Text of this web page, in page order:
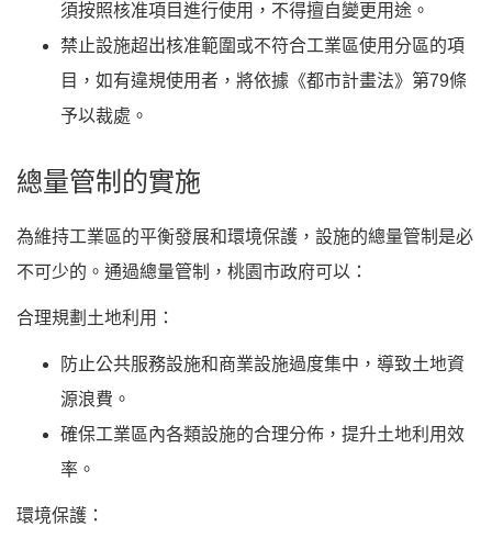
須按照核准項目進行使用，不得擅自變更用途。
禁止設施超出核准範圍或不符合工業區使用分區的項
目，如有違規使用者，將依據《都市計畫法》第79條
予以裁處。
總量管制的實施
為維持工業區的平衡發展和環境保護，設施的總量管制是必
不可少的。通過總量管制，桃園市政府可以：
合理規劃土地利用：
防止公共服務設施和商業設施過度集中，導致土地資
源浪費。
確保工業區內各類設施的合理分佈，提升土地利用效
率。
環境保護：